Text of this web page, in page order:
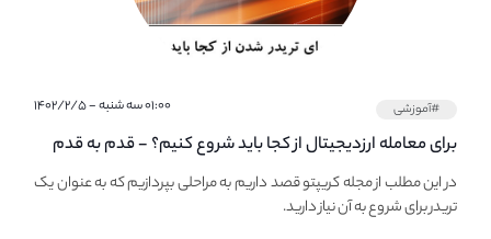
#آموزشی ۰۱:۰۰ سه شنبه - ۱۴۰۲/۲/۵
برای معامله ارزدیجیتال از کجا باید شروع کنیم؟ - قدم به قدم
آموزش شروع معامله کریپتو در نااریب
در این مطلب از مجله کریپتو قصد داریم به مراحلی بپردازیم که به عنوان یک
تریدر برای شروع به آن نیاز دارید.